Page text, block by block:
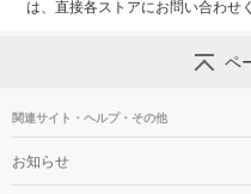
は、直接各ストアにお問い合わせ
ペ
関連サイト・ヘルプ・その他
お知らせ